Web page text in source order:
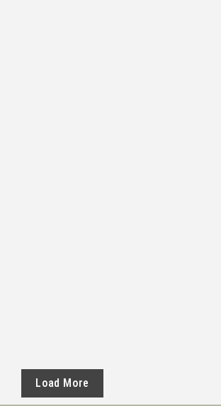
Load More